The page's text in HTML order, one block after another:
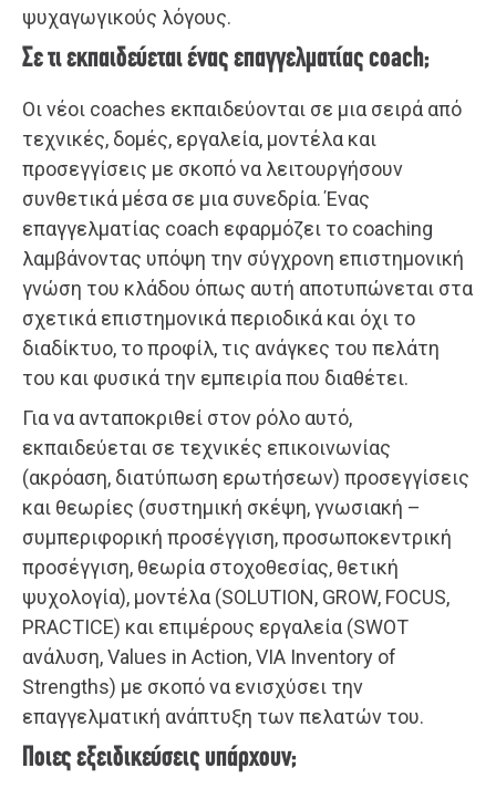
ψυχαγωγικούς λόγους.
Σε τι εκπαιδεύεται ένας επαγγελματίας coach;
Οι νέοι coaches εκπαιδεύονται σε μια σειρά από
τεχνικές, δομές, εργαλεία, μοντέλα και
προσεγγίσεις με σκοπό να λειτουργήσουν
συνθετικά μέσα σε μια συνεδρία. Ένας
επαγγελματίας coach εφαρμόζει το coaching
λαμβάνοντας υπόψη την σύγχρονη επιστημονική
γνώση του κλάδου όπως αυτή αποτυπώνεται στα
σχετικά επιστημονικά περιοδικά και όχι το
διαδίκτυο, το προφίλ, τις ανάγκες του πελάτη
του και φυσικά την εμπειρία που διαθέτει.
Για να ανταποκριθεί στον ρόλο αυτό,
εκπαιδεύεται σε τεχνικές επικοινωνίας
(ακρόαση, διατύπωση ερωτήσεων) προσεγγίσεις
και θεωρίες (συστημική σκέψη, γνωσιακή –
συμπεριφορική προσέγγιση, προσωποκεντρική
προσέγγιση, θεωρία στοχοθεσίας, θετική
ψυχολογία), μοντέλα (SOLUTION, GROW, FOCUS,
PRACTICE) και επιμέρους εργαλεία (SWOT
ανάλυση, Values in Action, VIA Inventory of
Strengths) με σκοπό να ενισχύσει την
επαγγελματική ανάπτυξη των πελατών του.
Ποιες εξειδικεύσεις υπάρχουν;